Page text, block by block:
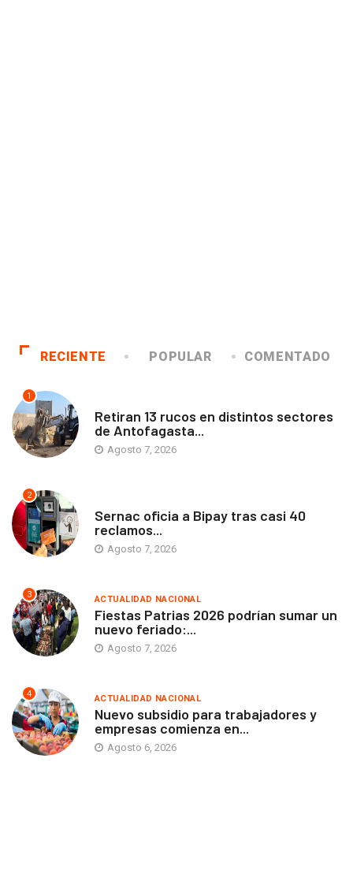
RECIENTE POPULAR COMENTADO
1
Retiran 13 rucos en distintos sectores
de Antofagasta...
Agosto 7, 2026
2
Sernac oficia a Bipay tras casi 40
reclamos...
Agosto 7, 2026
3 ACTUALIDAD NACIONAL
Fiestas Patrias 2026 podrían sumar un
nuevo feriado:...
Agosto 7, 2026
4 ACTUALIDAD NACIONAL
Nuevo subsidio para trabajadores y
empresas comienza en...
Agosto 6, 2026